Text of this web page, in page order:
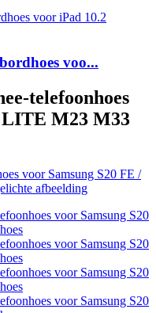
voo...
telefoonhoes
LITE M23 M33